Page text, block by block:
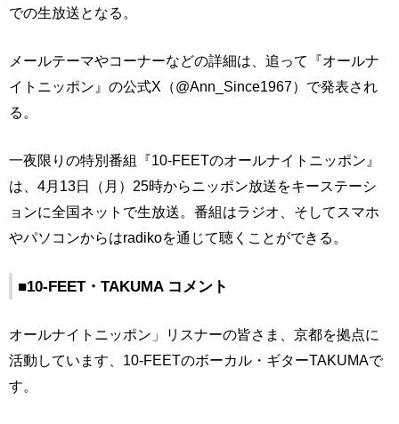
での生放送となる。
メールテーマやコーナーなどの詳細は、追って『オールナ
イトニッポン』の公式X（@Ann_Since1967）で発表され
る。
一夜限りの特別番組『10-FEETのオールナイトニッポン』
は、4月13日（月）25時からニッポン放送をキーステーシ
ョンに全国ネットで生放送。番組はラジオ、そしてスマホ
やパソコンからはradikoを通じて聴くことができる。
■10-FEET・TAKUMA コメント
オールナイトニッポン」リスナーの皆さま、京都を拠点に
活動しています、10-FEETのボーカル・ギターTAKUMAで
す。